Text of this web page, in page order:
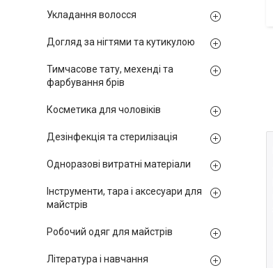
Укладання волосся
Догляд за нігтями та кутикулою
Тимчасове тату, мехенді та
фарбування брів
Косметика для чоловіків
Дезінфекція та стерилізація
Одноразові витратні матеріали
Інструменти, тара і аксесуари для
майстрів
Робочий одяг для майстрів
Література і навчання